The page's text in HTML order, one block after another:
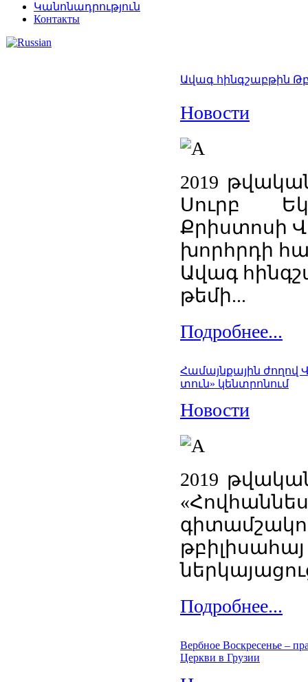
Կանոնադրություն
Контакты
Ավագ հինգշաբթին
Новости
2019
Սուրբ
Քրիստոսի
խորհրդի
Ավագ
թեմի...
Подробнее...
Համայնքային ժողով
տուն» կենտրոնում
Новости
2019
Подробнее...
Вербное Воскресенье –
Церкви в Грузии